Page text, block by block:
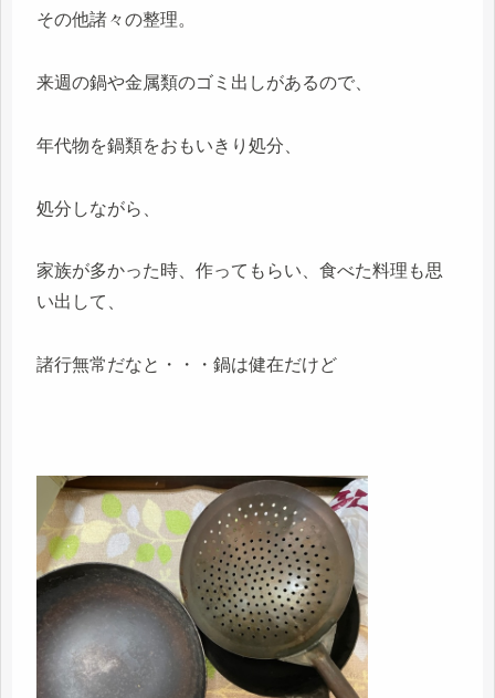
その他諸々の整理。
来週の鍋や金属類のゴミ出しがあるので、
年代物を鍋類をおもいきり処分、
処分しながら、
家族が多かった時、作ってもらい、食べた料理も思
い出して、
諸行無常だなと・・・鍋は健在だけど